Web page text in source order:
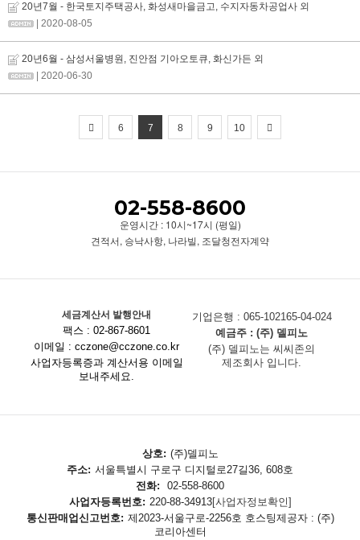
20년7월 - 한국토지주택공사, 화성새마을금고, 수지자동차공업사 외
| 2020-08-05
20년6월 - 삼성서울병원, 진안점 기아오토큐, 화신가든 외
| 2020-06-30
6 7 8 9 10
02-558-8600
운영시간 : 10시~17시 (평일)
견적서, 승낙사항, 나라빌, 조달청전자계약
세금계산서 발행안내
팩스 : 02-867-8601
이메일 : cczone@cczone.co.kr
사업자등록증과 계산서용 이메일
보내주세요.
기업은행 : 065-102165-04-024
예금주 : (주) 델피노
(주) 델피노는 씨씨존의
제조회사 입니다.
상호: (주)델피노
주소: 서울특별시 구로구 디지털로27길36, 608호
전화:
02-558-8600
사업자등록번호: 220-88-34913[사업자정보확인]
통신판매업신고번호: 제2023-서울구로-2256호 호스팅제공자 : (주)
코리아센터